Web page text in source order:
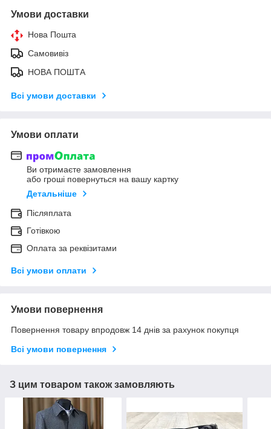
Умови доставки
Нова Пошта
Самовивіз
НОВА ПОШТА
Всі умови доставки
Умови оплати
Ви отримаєте замовлення
або гроші повернуться на вашу картку
Детальніше
Післяплата
Готівкою
Оплата за реквізитами
Всі умови оплати
Умови повернення
Повернення товару впродовж 14 днів за рахунок покупця
Всі умови повернення
З цим товаром також замовляють